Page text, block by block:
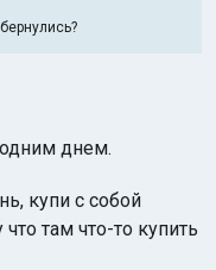
днем.
купи с собой
там что-то купить